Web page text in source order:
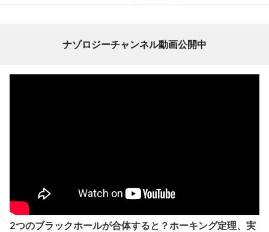
ナゾロジーチャンネル動画公開中
2つのブラックホールが合体すると？ホーキング定理、実